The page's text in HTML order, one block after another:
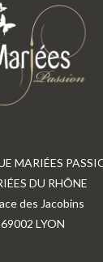
MARIÉES
DU RHÔNE
des Jacobins
69002 LYON